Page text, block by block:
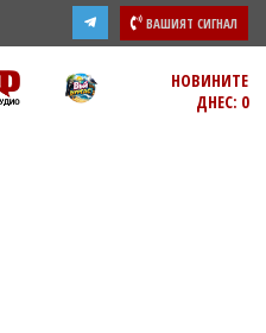
ВАШИЯТ СИГНАЛ
НОВИНИТЕ
ДНЕС: 0